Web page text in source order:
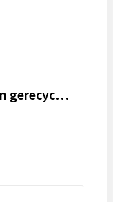
Refari liniaal van 15 cm van gerecycled plastic